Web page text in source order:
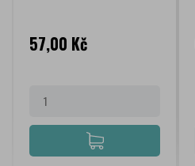
Cena
57,00 Kč